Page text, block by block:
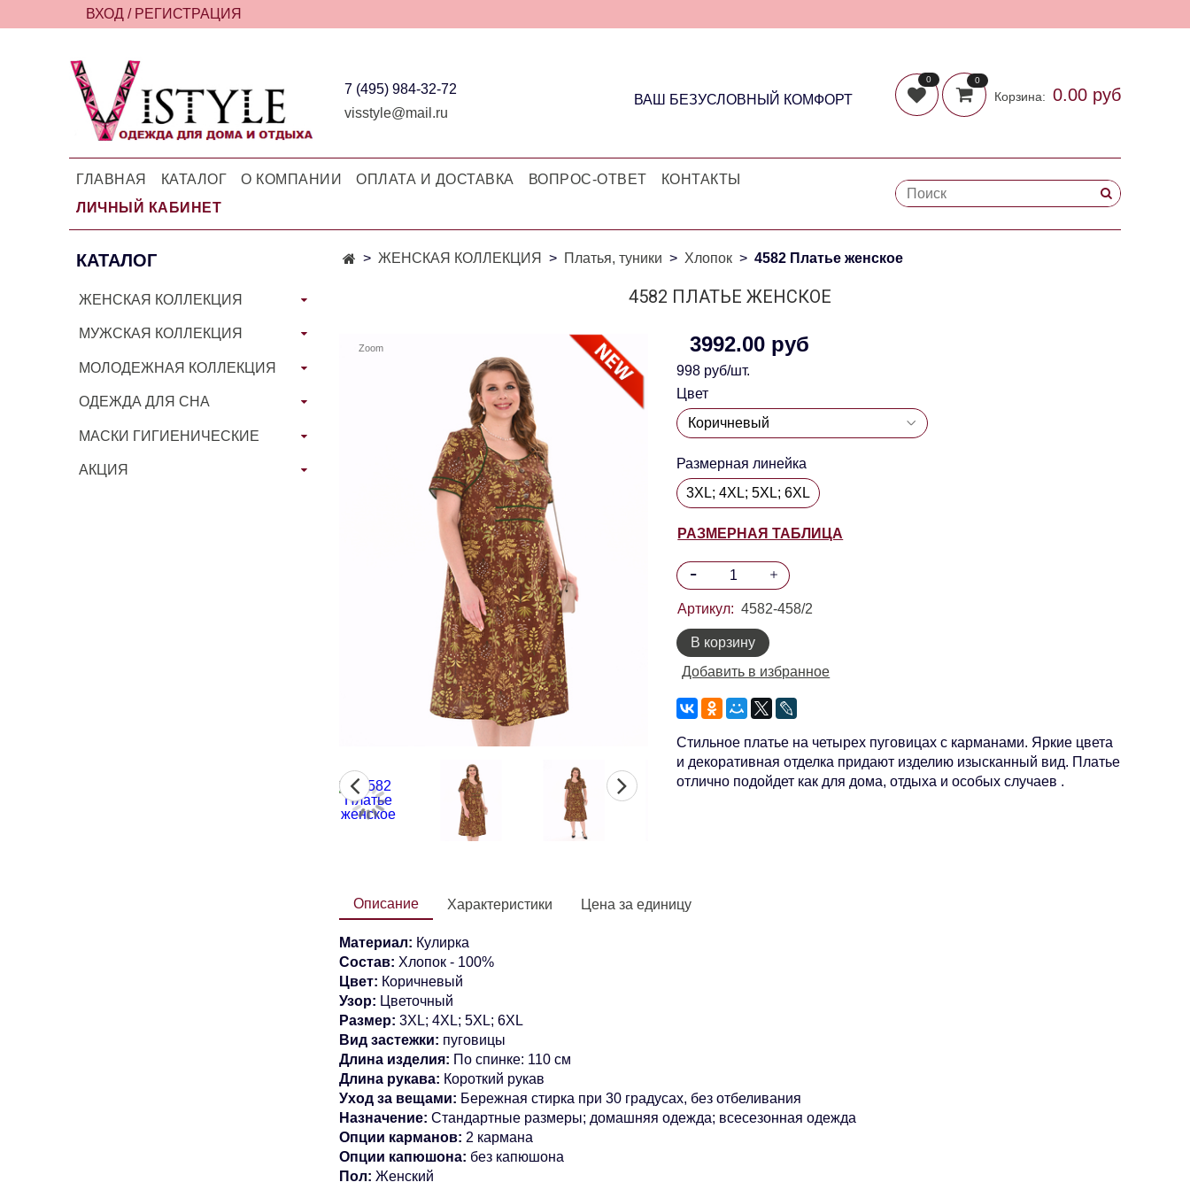
ВХОД / РЕГИСТРАЦИЯ
7 (495) 984-32-72
visstyle@mail.ru
ВАШ БЕЗУСЛОВНЫЙ КОМФОРТ
0 0
Корзина: 0.00 руб
ГЛАВНАЯ КАТАЛОГ О КОМПАНИИ ОПЛАТА И ДОСТАВКА ВОПРОС-ОТВЕТ
КОНТАКТЫ
ЛИЧНЫЙ КАБИНЕТ
ЖЕНСКАЯ КОЛЛЕКЦИЯ Платья, туники Хлопок 4582 Платье женское
4582 ПЛАТЬЕ ЖЕНСКОЕ
Zoom 3992.00 руб
998 руб/шт.
Цвет
Размерная линейка
3XL; 4XL; 5XL; 6XL
РАЗМЕРНАЯ ТАБЛИЦА
Артикул: 4582-458/2
В корзину
Добавить в избранное
Стильное платье на четырех пуговицах с карманами. Яркие цвета
и декоративная отделка придают изделию изысканный вид. Платье
отлично подойдет как для дома, отдыха и особых случаев .
Описание
Материал: Кулирка
Состав: Хлопок - 100%
Цвет: Коричневый
Узор: Цветочный
Размер: 3XL; 4XL; 5XL; 6XL
Вид застежки: пуговицы
Длина изделия: По спинке: 110 см
Длина рукава: Короткий рукав
Уход за вещами: Бережная стирка при 30 градусах, без отбеливания
Назначение: Стандартные размеры; домашняя одежда; всесезонная одежда
Опции карманов: 2 кармана
Опции капюшона: без капюшона
Пол: Женский
Характеристики Цена за единицу
КАТАЛОГ
ЖЕНСКАЯ КОЛЛЕКЦИЯ
МУЖСКАЯ КОЛЛЕКЦИЯ
МОЛОДЕЖНАЯ КОЛЛЕКЦИЯ
ОДЕЖДА ДЛЯ СНА
МАСКИ ГИГИЕНИЧЕСКИЕ
АКЦИЯ